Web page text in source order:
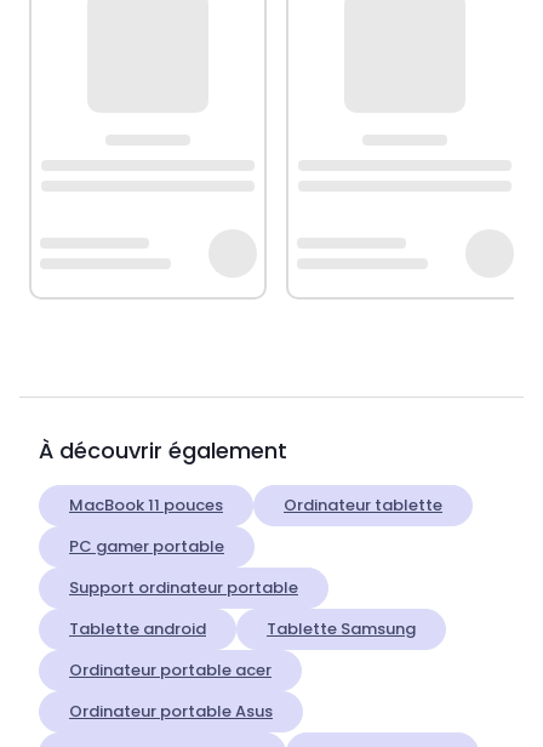
À découvrir également
MacBook 11 pouces
Ordinateur tablette
PC gamer portable
Support ordinateur portable
Tablette android
Tablette Samsung
Ordinateur portable acer
Ordinateur portable Asus